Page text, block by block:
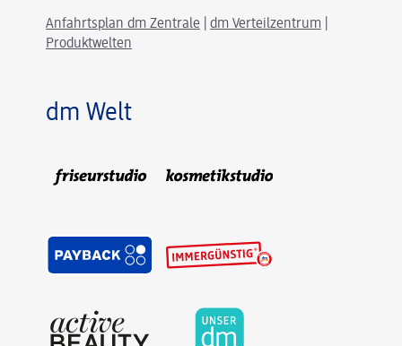
Anfahrtsplan dm Zentrale dm Verteilzentrum
Produktwelten
dm Welt